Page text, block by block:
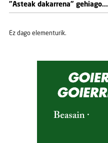
"Asteak dakarrena" gehiago...
Ez dago elementurik.